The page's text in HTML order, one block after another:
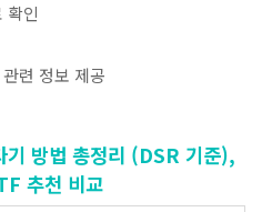
확인
련 정보 제공
기 방법 총정리 (DSR 기준),
추천 비교